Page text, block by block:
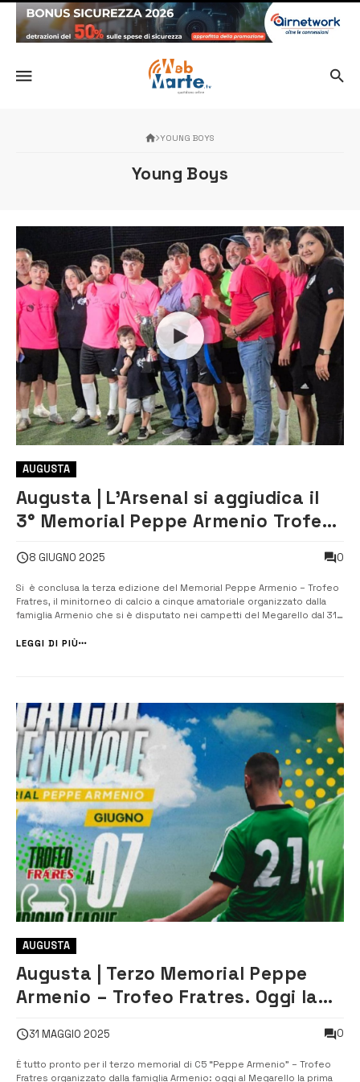
YOUNG BOYS
Young Boys
AUGUSTA
Augusta | L’Arsenal si aggiudica il
3° Memorial Peppe Armenio Trofeo
8 GIUGNO 2025 0
Si è conclusa la terza edizione del Memorial Peppe Armenio – Trofeo
Fratres, il minitorneo di calcio a cinque amatoriale organizzato dalla
famiglia Armenio che si è disputato nei campetti del Megarello dal 31
Belfiore, Texeira, Celano, Guerriero M., Bentivegna, F...
LEGGI DI PIÙ
AUGUSTA
Augusta | Terzo Memorial Peppe
Armenio – Trofeo Fratres. Oggi la
31 MAGGIO 2025 0
È tutto pronto per il terzo memorial di C5 “Peppe Armenio” – Trofeo
Fratres organizzato dalla famiglia Armenio: oggi al Megarello la prima